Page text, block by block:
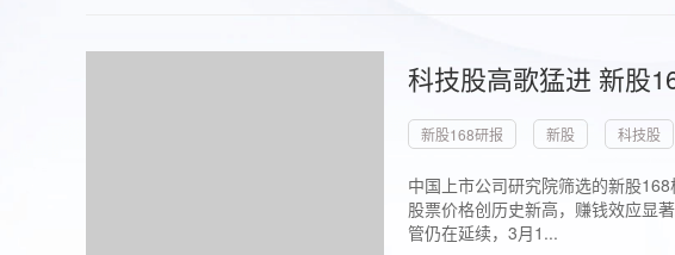
科技股高歌猛进 新股
新股168研报 新股 科技股
中国上市公司研究院筛选的新股
股票价格创历史新高，赚钱效应显
管仍在延续，3月1...